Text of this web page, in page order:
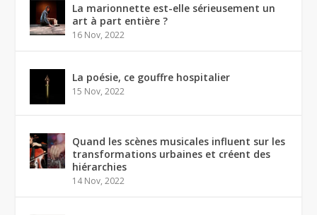
La marionnette est-elle sérieusement un
art à part entière ?
16 Nov, 2022
La poésie, ce gouffre hospitalier
15 Nov, 2022
Quand les scènes musicales influent sur les
transformations urbaines et créent des
hiérarchies
14 Nov, 2022